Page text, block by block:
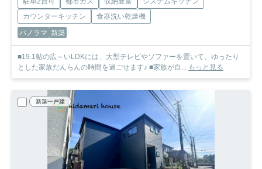
カウンターキッチン
食器洗い乾燥機
パノラマ 新築
■19.1帖の広～いLDKには、大型テレビやソファーを置いて、ゆったり
とした家族だんらんの時間を過ごせます♪ ■家族が自... もっと見る
新築一戸建